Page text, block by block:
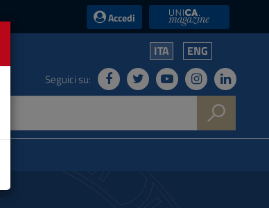
Accedi UniCA News
ITA ENG
Seguici su: